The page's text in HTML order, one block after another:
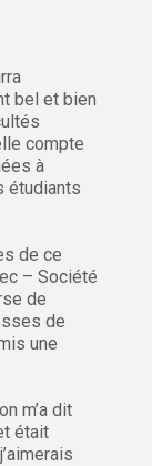
bel et bien
compte
à
étudiants
de ce
– Société
de
de
une
m’a dit
était